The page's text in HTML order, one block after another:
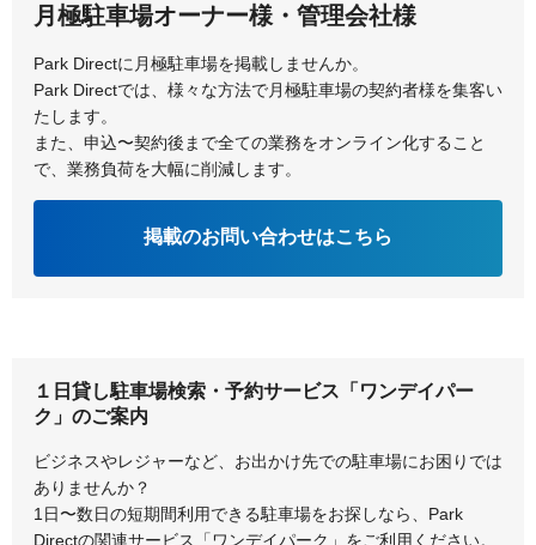
遠田郡涌谷町 富谷市
登米市
月極駐車場オーナー様・管理会社様
Park Directに月極駐車場を掲載しませんか。
Park Directでは、様々な方法で月極駐車場の契約者様を集客い
たします。
また、申込〜契約後まで全ての業務をオンライン化すること
で、業務負荷を大幅に削減します。
掲載のお問い合わせはこちら
１日貸し駐車場検索・予約サービス「ワンデイパー
ク」のご案内
ビジネスやレジャーなど、お出かけ先での駐車場にお困りでは
ありませんか？
1日〜数日の短期間利用できる駐車場をお探しなら、Park
Directの関連サービス「ワンデイパーク」をご利用ください。